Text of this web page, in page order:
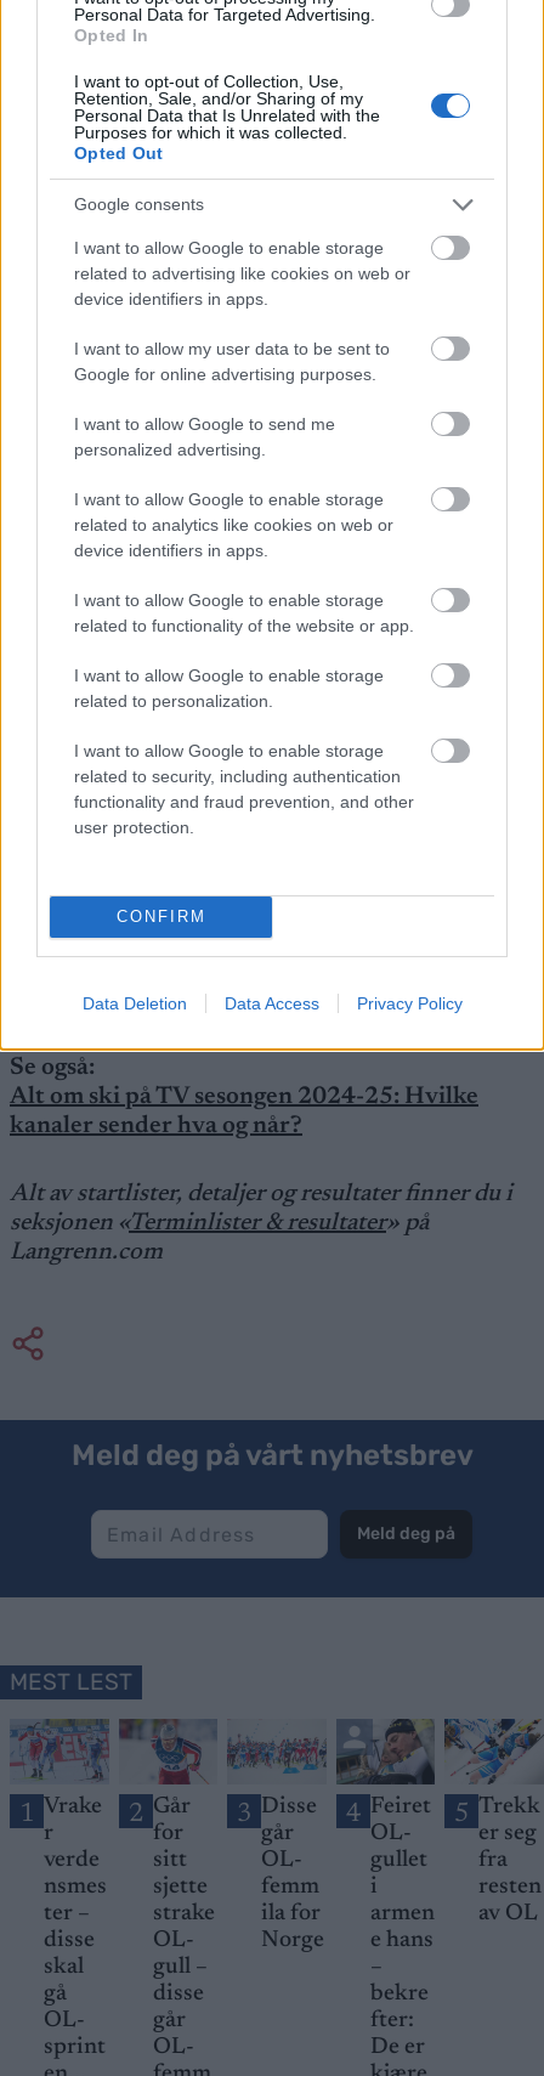
Personal Data for Targeted Advertising.
Opted In
I want to opt-out of Collection, Use,
Retention, Sale, and/or Sharing of my
Personal Data that Is Unrelated with the
Purposes for which it was collected.
Opted Out
Google consents
I want to allow Google to enable storage
related to advertising like cookies on web or
device identifiers in apps.
I want to allow my user data to be sent to
Google for online advertising purposes.
I want to allow Google to send me
personalized advertising.
I want to allow Google to enable storage
related to analytics like cookies on web or
device identifiers in apps.
I want to allow Google to enable storage
related to functionality of the website or app.
I want to allow Google to enable storage
related to personalization.
I want to allow Google to enable storage
related to security, including authentication
functionality and fraud prevention, and other
user protection.
CONFIRM
Data Deletion Data Access Privacy Policy
Lørdag var det 10 kilometer klassisk med
individuell start. Her er resultater fra
Beitostølenkvinner ogmenn , og
Bruksvallarnakvinnerogmenn.
FAKTA: Sesongåpning Beitostølen 2024
Hvem:Kvinner og menn senior med tilstrekkelig
FIS-renn i sprint og distanse
Hvor:Beitostølen
I potten:Plass i landslagstroppen til
verdenscupåpningen i Ruka 29. til 1. desember
Dette er programmet:
11:30: Sprint klassisk, prolog
13:00: Sprint klassisk, finaler para
13:30: Sprint klassisk, finaler kvinner og menn
Startlister, detaljer og resultater
Lørdag 23. november
09:15: Langrenn, 5km para sittende
10:00: 10km klassisk, para stående og kvinner
11:20: 10km klassisk, menn senior
Startlister, detaljer og resultater
11:15: 10km fristil, kvinner senior
12:35: 10km fristil, menn senior
TV: NRK
Se også:
Alt om ski på TV sesongen 2024-25: Hvilke
kanaler sender hva og når?
Alt av startlister, detaljer og resultater finner du i
seksjonen «Terminlister & resultater» på
Langrenn.com
Meld deg på vårt nyhetsbrev
Meld deg på
MEST LEST
1 Vrake
r
verde
nsmes
ter –
disse
skal
gå
OL-
sprint
2 Går
for
sitt
sjette
strake
OL-
gull –
disse
går
OL-
3 Disse
går
OL-
femm
ila for
Norge
4 Feiret
OL-
gullet
i
armen
e hans
–
bekre
fter:
De er
5 Trekk
er seg
fra
resten
av OL